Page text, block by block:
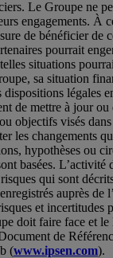
Le Groupe ne
engagements. À
de bénéficier de
pourrait
situations
sa situation
dispositions légales
de mettre à jour ou
objectifs visés
les changements
hypothèses ou
basées. L’activité
qui sont
auprès de
et incertitudes
doit faire face et le
de
(www.ipsen.com).